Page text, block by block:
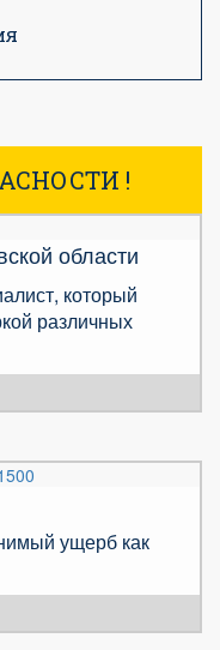
!
области
который
различных
ущерб как